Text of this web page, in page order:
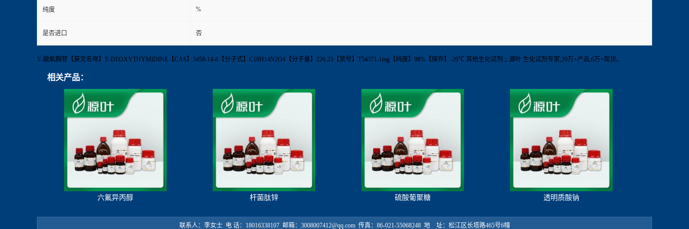
纯度 %
是否进口 否
5'-脱氧胸苷【英文名称】5'-DEOXYTHYMIDINE【CAS】3458-14-8【分子式】C10H14N2O4【分子量】226.23【货号】T54371-1mg【纯度】98%【保存】-20℃ 其他生化试剂 ;; 源叶 生化试剂专家;20万+产品,6万+现货。
相关产品：
六氟异丙醇 杆菌肽锌 硫酸葡聚糖 透明质酸钠
联系人：李女士 电 话：18016338107 邮箱：3008007412@qq.com 传真：86-021-55068248 地 址：松江区长塔路465号6幢